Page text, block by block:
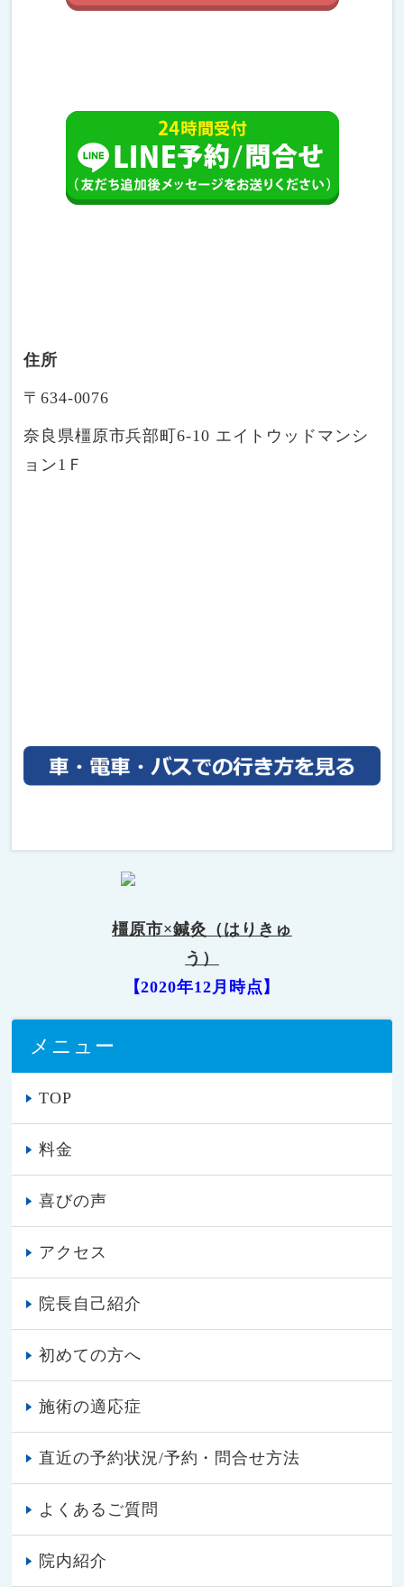
住所
〒634-0076
奈良県橿原市兵部町6-10 エイトウッドマンシ
ョン1Ｆ
橿原市×鍼灸（はりきゅ
う）
【2020年12月時点】
メニュー
TOP
料金
喜びの声
アクセス
院長自己紹介
初めての方へ
施術の適応症
直近の予約状況/予約・問合せ方法
よくあるご質問
院内紹介